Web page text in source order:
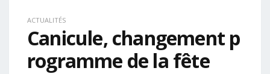
ACTUALITÉS
Canicule, changement p
rogramme de la fête